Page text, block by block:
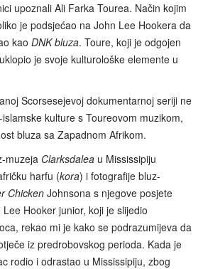
upoznali Ali Farka Tourea. Način kojim
je podsjećao na John Lee Hookera da
kao DNK bluza. Toure, koji je odgojen
je svoje kulturološke elemente u
Scorsesejevoj dokumentarnoj seriji ne
kulture s Toureovom muzikom,
bluza sa Zapadnom Afrikom.
muzeja Clarksdalea u Mississipiju
harfu (kora) i fotografije bluz-
Chicken Johnsona s njegove posjete
Hooker junior, koji je slijedio
rekao mi je kako se podrazumijeva da
iz predrobovskog perioda. Kada je
rodio i odrastao u Mississipiju, zbog